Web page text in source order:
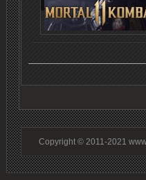
Copyright © 2011-2021